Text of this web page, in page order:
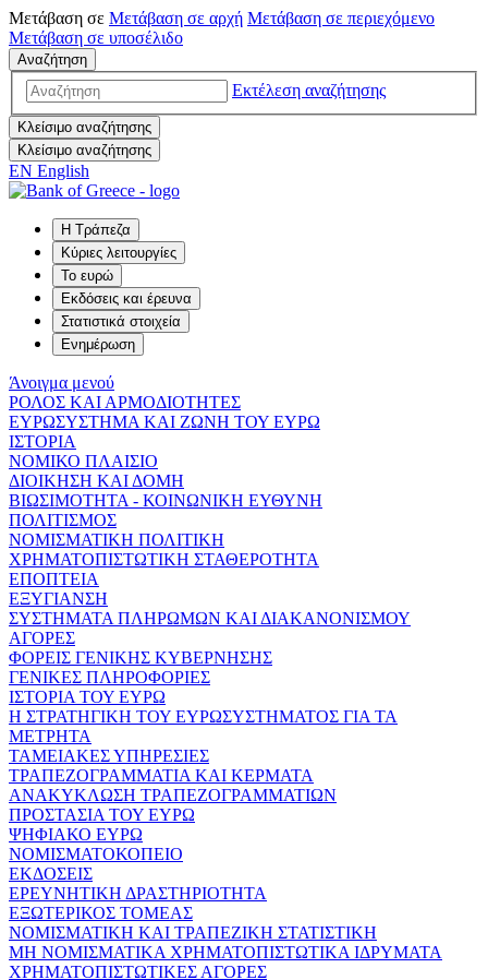
Μετάβαση σε Μετάβαση σε αρχή Μετάβαση σε περιεχόμενο
Μετάβαση σε υποσέλιδο
Αναζήτηση
Εκτέλεση αναζήτησης
Κλείσιμο αναζήτησης
Κλείσιμο αναζήτησης
EN English
Η Τράπεζα
Κύριες λειτουργίες
Το ευρώ
Εκδόσεις και έρευνα
Στατιστικά στοιχεία
Ενημέρωση
Άνοιγμα μενού
ΡΟΛΟΣ ΚΑΙ ΑΡΜΟΔΙΟΤΗΤΕΣ
ΕΥΡΩΣΥΣΤΗΜΑ ΚΑΙ ΖΩΝΗ ΤΟΥ ΕΥΡΩ
ΙΣΤΟΡΙΑ
ΝΟΜΙΚΟ ΠΛΑΙΣΙΟ
ΔΙΟΙΚΗΣΗ ΚΑΙ ΔΟΜΗ
ΒΙΩΣΙΜΟΤΗΤΑ - ΚΟΙΝΩΝΙΚΗ ΕΥΘΥΝΗ
ΠΟΛΙΤΙΣΜΟΣ
ΝΟΜΙΣΜΑΤΙΚΗ ΠΟΛΙΤΙΚΗ
ΧΡΗΜΑΤΟΠΙΣΤΩΤΙΚΗ ΣΤΑΘΕΡΟΤΗΤΑ
ΕΠΟΠΤΕΙΑ
ΕΞΥΓΙΑΝΣΗ
ΣΥΣΤΗΜΑΤΑ ΠΛΗΡΩΜΩΝ ΚΑΙ ΔΙΑΚΑΝΟΝΙΣΜΟΥ
ΑΓΟΡΕΣ
ΦΟΡΕΙΣ ΓΕΝΙΚΗΣ ΚΥΒΕΡΝΗΣΗΣ
ΓΕΝΙΚΕΣ ΠΛΗΡΟΦΟΡΙΕΣ
ΙΣΤΟΡΙΑ ΤΟΥ ΕΥΡΩ
Η ΣΤΡΑΤΗΓΙΚΗ ΤΟΥ ΕΥΡΩΣΥΣΤΗΜΑΤΟΣ ΓΙΑ ΤΑ
ΜΕΤΡΗΤΑ
ΤΑΜΕΙΑΚΕΣ ΥΠΗΡΕΣΙΕΣ
ΤΡΑΠΕΖΟΓΡΑΜΜΑΤΙΑ ΚΑΙ ΚΕΡΜΑΤΑ
ΑΝΑΚΥΚΛΩΣΗ ΤΡΑΠΕΖΟΓΡΑΜΜΑΤΙΩΝ
ΠΡΟΣΤΑΣΙΑ ΤΟΥ ΕΥΡΩ
ΨΗΦΙΑΚΟ ΕΥΡΩ
ΝΟΜΙΣΜΑΤΟΚΟΠΕΙΟ
ΕΚΔΟΣΕΙΣ
ΕΡΕΥΝΗΤΙΚΗ ΔΡΑΣΤΗΡΙΟΤΗΤΑ
ΕΞΩΤΕΡΙΚΟΣ ΤΟΜΕΑΣ
ΝΟΜΙΣΜΑΤΙΚΗ ΚΑΙ ΤΡΑΠΕΖΙΚΗ ΣΤΑΤΙΣΤΙΚΗ
ΜΗ ΝΟΜΙΣΜΑΤΙΚΑ ΧΡΗΜΑΤΟΠΙΣΤΩΤΙΚΑ ΙΔΡΥΜΑΤΑ
ΧΡΗΜΑΤΟΠΙΣΤΩΤΙΚΕΣ ΑΓΟΡΕΣ